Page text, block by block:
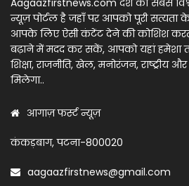
Aagaazfirstnews.com देश का सबसे
न्यूज़ पोर्टल है जहाँ पर आपको पूरी सत्यता
आपके लिए ऐसी कंटेंट देने की कोशिश
बढ़ाने में मदद कर सकें, आपको यहां हमेशा
शिक्षा, राजनीति, खेल, मनोरंजन, राष्ट्रीय
मिलेगा..
आगाज़ फर्स्ट न्यूज़
कंकड़बाग, पटना-800020
aagaazfirstnews@gmail.com